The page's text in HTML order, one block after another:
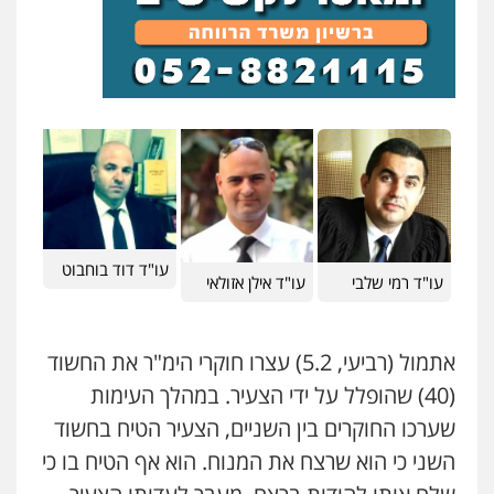
פלילי פשיעה חמורה סמים מעצרים
וחקירות
0544723840
פלילי עורכי דין לענייני אסירים מעצרים
סמים רכוש
0548009246
דוד אפרים משרד עורכי דין
פלילי צווארון לבן מס הכנסה מע"מ
0506209859
עדי כרמלי – חברת עו"ד
פלילי כלכלי עורכי דין לענייני אסירים
0525060666
עו"ד רמי שלבי עו"ד אילן אזולאי
עו"ד דוד בוחבוט
אתמול (רביעי, 5.2) עצרו חוקרי הימ"ר את החשוד
(40) שהופלל על ידי הצעיר. במהלך העימות
שערכו החוקרים בין השניים, הצעיר הטיח בחשוד
השני כי הוא שרצח את המנוח. הוא אף הטיח בו כי